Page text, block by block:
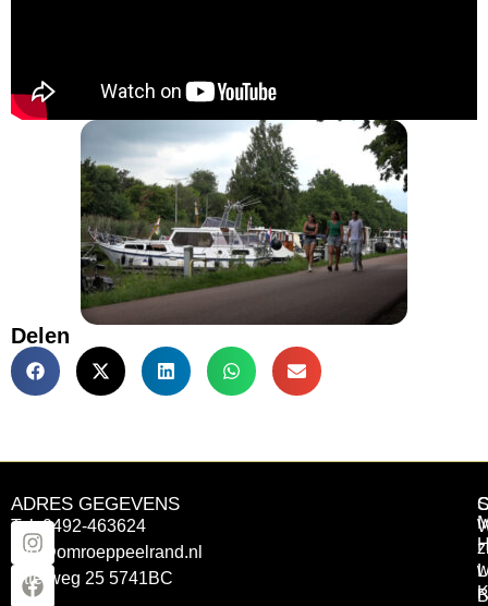
Delen
ADRES GEGEVENS
Tel: 0492-463624
info@omroeppeelrand.nl
Otterweg 25 5741BC